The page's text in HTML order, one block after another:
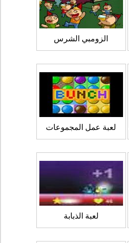
الزومبي الشرس
لعبة عمل المجموعات
لعبة الذبابة